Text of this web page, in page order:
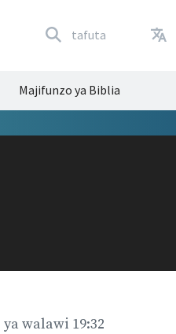
tafuta
Majifunzo ya Biblia
walawi 19:32